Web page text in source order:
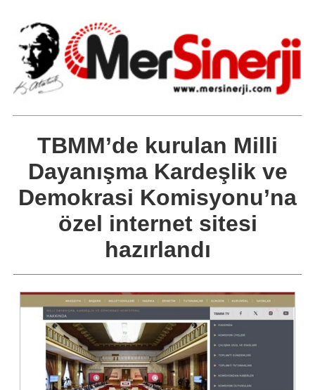
TBMM’de kurulan Milli
Dayanışma Kardeşlik ve
Demokrasi Komisyonu’na
özel internet sitesi
hazırlandı